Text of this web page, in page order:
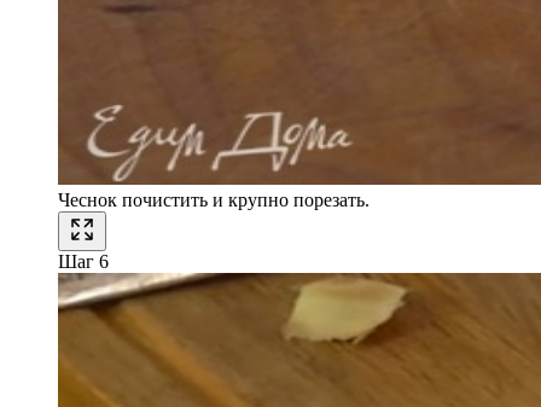
Чеснок почистить и крупно порезать.
Шаг 6